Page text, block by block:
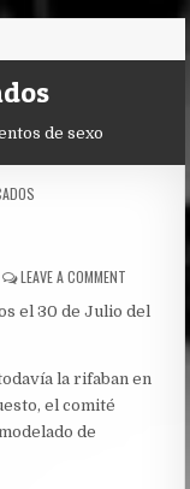
de sexo
LEAVE A COMMENT
el 30 de Julio del
la rifaban en
el comité
de